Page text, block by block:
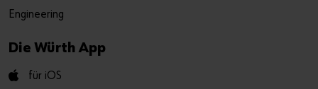
Engineering
Die Würth App
für iOS